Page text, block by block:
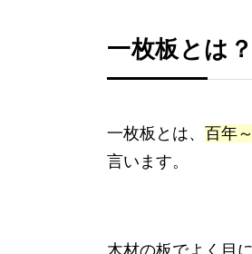
一枚板とは？
一枚板とは、 百年
言います。
木材の板でよく目